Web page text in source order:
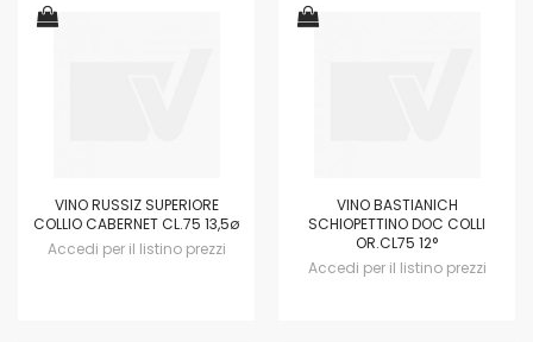
VINO RUSSIZ SUPERIORE
COLLIO CABERNET CL.75 13,5ø
Accedi per il listino prezzi
VINO BASTIANICH
SCHIOPETTINO DOC COLLI
OR.CL75 12°
Accedi per il listino prezzi